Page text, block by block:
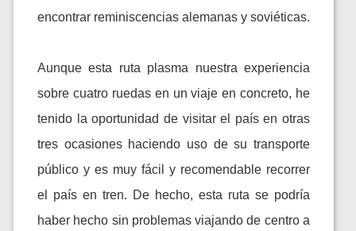
encontrar reminiscencias alemanas y soviéticas.
Aunque esta ruta plasma nuestra experiencia
sobre cuatro ruedas en un viaje en concreto, he
tenido la oportunidad de visitar el país en otras
tres ocasiones haciendo uso de su transporte
público y es muy fácil y recomendable recorrer
el país en tren. De hecho, esta ruta se podría
haber hecho sin problemas viajando de centro a